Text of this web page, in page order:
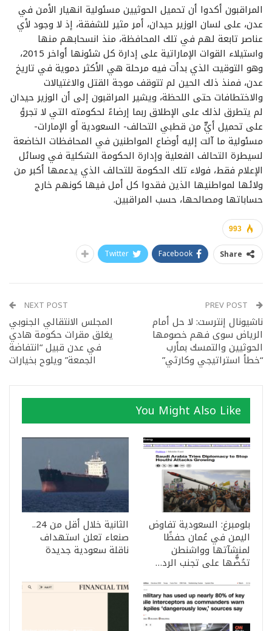
المراقبون أكدوا أن تحميل الحوثيين مسئولية انهيار الأمن في
عدن، على لسان الوزير حيدان، أمر مثير للشفقة، إذ لا وجود لأي
عناصر تابعة لهم في تلك المحافظة، منذ انسحابهم منها
واستيلاء القوات الإماراتية على إدارة كل شئونها أواخر 2015،
وهو التوقيت الذي بدأت فيه مرحلة هي الأكثر دموية في تاريخ
عدن، فمنذ ذلك الحين لم تتوقف موجة القتل والاغتيالات
والاختطافات حتى اللحظة، ويشير المراقبون إلى أن الوزير حيدان
لم يتطرق لذلك على الإطلاق ربما إرضاءً لحكومته التي لا تجرؤ
على تحميل أيٍّ من قطبي التحالف- السعودية أو الإمارات-
مسئولية ما آلت إليه أوضاع المواطنين في المحافظات الخاضعة
لسيطرة التحالف الفعلية وإدارة الحكومة الشكلية في وسائل
الإعلام فقط، فولاء تلك الحكومة للتحالف الذي يدعمها أكبر من
ولائها لمواطنيها الذين فقدوا كل أمل فيها كونهم خارج
حساباتها ومصالحها، حسب المراقبين.
993
Share
Facebook
Twitter
ناشيونال إنترست: لا حل أمام
الرياض سوى فهم خصومها
الحوثيين والتمسك بمأرب
“خطأ استراتيجي وكارثي”
NEXT POST
المجلس الانتقالي الجنوبي
يغلق مقرات حكومة هادي
في عدن قبيل “انتفاضة
الجمعة” ويلوح بخيارات
You Might Also Like
بلومبرغ: السعودية تفاوض
اليمن في عُمان حفظًا
لمنشآتها وواشنطن
تحُضُّها على تجنب الرد…
الثانية خلال أقل من 24..
صنعاء تعلن استهداف
ناقلة سعودية جديدة